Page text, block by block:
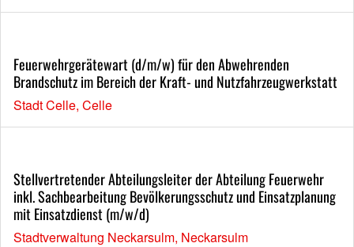
Feuerwehrgerätewart (d/m/w) für den Abwehrenden
Brandschutz im Bereich der Kraft- und Nutzfahrzeugwerkstatt
Stadt Celle, Celle
Stellvertretender Abteilungsleiter der Abteilung Feuerwehr
inkl. Sachbearbeitung Bevölkerungsschutz und Einsatzplanung
mit Einsatzdienst (m/w/d)
Stadtverwaltung Neckarsulm, Neckarsulm